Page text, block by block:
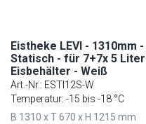
Eistheke LEVI - 1310mm -
Statisch - für 7+7x 5 Liter
Eisbehälter - Weiß
Art.-Nr.: ESTI12S-W
Temperatur: -15 bis -18 °C
B 1310 x T 670 x H 1215 mm